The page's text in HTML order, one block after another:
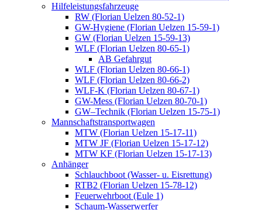
Hilfeleistungsfahrzeuge
RW (Florian Uelzen 80-52-1)
GW-Hygiene (Florian Uelzen 15-59-1)
GW (Florian Uelzen 15-59-13)
WLF (Florian Uelzen 80-65-1)
AB Gefahrgut
WLF (Florian Uelzen 80-66-1)
WLF (Florian Uelzen 80-66-2)
WLF-K (Florian Uelzen 80-67-1)
GW-Mess (Florian Uelzen 80-70-1)
GW–Technik (Florian Uelzen 15-75-1)
Mannschaftstransportwagen
MTW (Florian Uelzen 15-17-11)
MTW JF (Florian Uelzen 15-17-12)
MTW KF (Florian Uelzen 15-17-13)
Anhänger
Schlauchboot (Wasser- u. Eisrettung)
RTB2 (Florian Uelzen 15-78-12)
Feuerwehrboot (Eule 1)
Schaum-Wasserwerfer